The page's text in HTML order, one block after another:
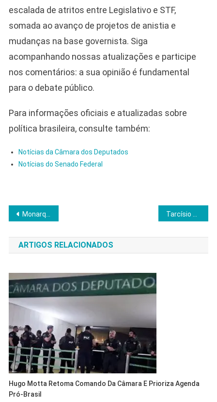
escalada de atritos entre Legislativo e STF,
somada ao avanço de projetos de anistia e
mudanças na base governista. Siga
acompanhando nossas atualizações e participe
nos comentários: a sua opinião é fundamental
para o debate público.
Para informações oficiais e atualizadas sobre
política brasileira, consulte também:
Notícias da Câmara dos Deputados
Notícias do Senado Federal
Navegação
de
Post
Monarquia absolutista concentra poder e mantém tradição em seis países
ARTIGOS RELACIONADOS
Hugo Motta Retoma Comando Da Câmara E Prioriza Agenda
Pró-Brasil